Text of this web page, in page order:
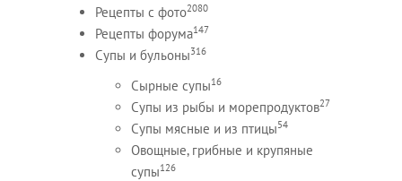
Рецепты c фото2080
Рецепты форума147
Супы и бульоны316
Сырные супы16
Супы из рыбы и морепродуктов27
Супы мясные и из птицы54
Овощные, грибные и крупяные
супы126